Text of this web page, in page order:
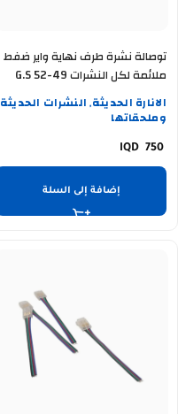
توصالة نشرة طرف نهاية واير ضفط
ملائمة لكل النشرات G.S 52-49
الانارة الحديثة, النشرات الحديثة
وملحقاتها
750
إضافة إلى السلة